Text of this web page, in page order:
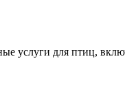
услуги для птиц,